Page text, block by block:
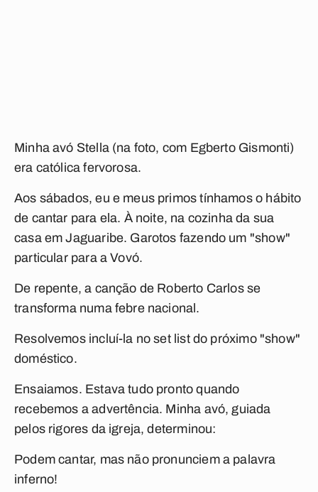
Minha avó Stella (na foto, com Egberto Gismonti)
era católica fervorosa.
Aos sábados, eu e meus primos tínhamos o hábito
de cantar para ela. À noite, na cozinha da sua
casa em Jaguaribe. Garotos fazendo um "show"
particular para a Vovó.
De repente, a canção de Roberto Carlos se
transforma numa febre nacional.
Resolvemos incluí-la no set list do próximo "show"
doméstico.
Ensaiamos. Estava tudo pronto quando
recebemos a advertência. Minha avó, guiada
pelos rigores da igreja, determinou:
Podem cantar, mas não pronunciem a palavra
inferno!